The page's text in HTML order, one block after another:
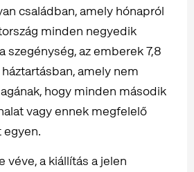
családban, amely hónapról
minden negyedik
szegénység, az emberek 7,8
amely nem
hogy minden második
vagy ennek megfelelő
a kiállítás a jelen